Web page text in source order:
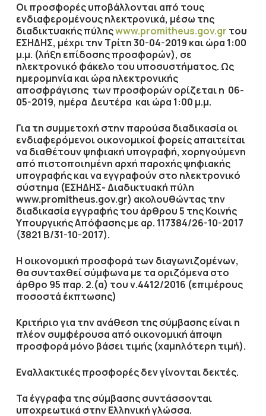
Οι προσφορές υποβάλλονται από τους
ενδιαφερομένους ηλεκτρονικά, μέσω της
διαδικτυακής πύληςwww.promitheus.gov.gr του
ΕΣΗΔΗΣ, μέχρι την Τρίτη 30-04-2019 και ώρα 1:00
μ.μ. (λήξη επίδοσης προσφορών), σε
ηλεκτρονικό φάκελο του υποσυστήματος. Ως
ημερομηνία και ώρα ηλεκτρονικής
αποσφράγισης των προσφορών ορίζεται η 06-
05-2019, ημέρα Δευτέρα και ώρα 1:00 μ.μ.
Για τη συμμετοχή στην παρούσα διαδικασία οι
ενδιαφερόμενοι οικονομικοί φορείς απαιτείται
να διαθέτουν ψηφιακή υπογραφή, χορηγούμενη
από πιστοποιημένη αρχή παροχής ψηφιακής
υπογραφής και να εγγραφούν στο ηλεκτρονικό
σύστημα (ΕΣΗΔΗΣ- Διαδικτυακή πύλη
www.promitheus.gov.gr) ακολουθώντας την
διαδικασία εγγραφής του άρθρου 5 της Κοινής
Υπουργικής Απόφασης με αρ. 117384/26-10-2017
(3821 Β/31-10-2017).
Η οικονομική προσφορά των διαγωνιζομένων,
θα συνταχθεί σύμφωνα με τα οριζόμενα στο
άρθρο 95 παρ. 2.(α) του ν.4412/2016 (επιμέρους
ποσοστά έκπτωσης)
Κριτήριο για την ανάθεση της σύμβασης είναι η
πλέον συμφέρουσα από οικονομική άποψη
προσφορά μόνο βάσει τιμής (χαμηλότερη τιμή).
Εναλλακτικές προσφορές δεν γίνονται δεκτές.
Τα έγγραφα της σύμβασης συντάσσονται
υποχρεωτικά στην Ελληνική γλώσσα.